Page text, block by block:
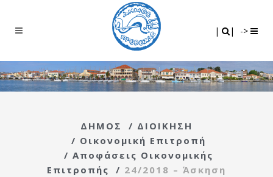
| | ->
ΔΗΜΟΣ / ΔΙΟΙΚΗΣΗ
/ Οικονομική Επιτροπή
/ Αποφάσεις Οικονομικής
Επιτροπής
/ 24/2018 – Άσκηση